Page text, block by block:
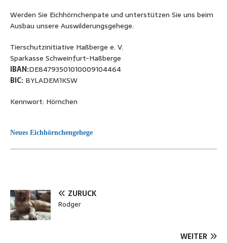
Werden Sie Eichhörnchenpate und unterstützen Sie uns beim
Ausbau unsere Auswilderungsgehege.
Tierschutzinitiative Haßberge e. V.
Sparkasse Schweinfurt-Haßberge
IBAN:DE84793501010009104464
BIC: BYLADEM1KSW
Kennwort: Hörnchen
Neues Eichhörnchengehege
ZURÜCK
Rodger
WEITER